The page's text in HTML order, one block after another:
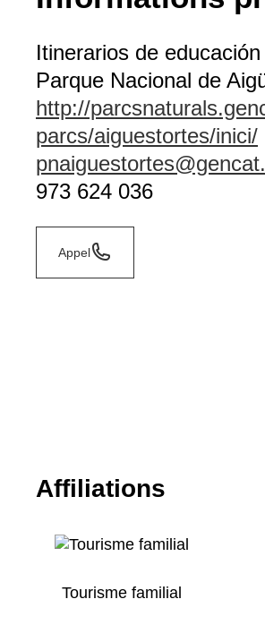
Itinerarios de
Parque Nacional de
http://
parcs/aiguestortes/inici/
973 624 036
Appel
Affiliations
Tourisme familial